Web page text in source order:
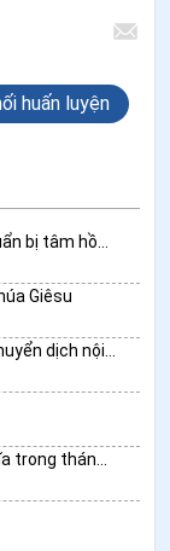
huấn luyện
Giêsu